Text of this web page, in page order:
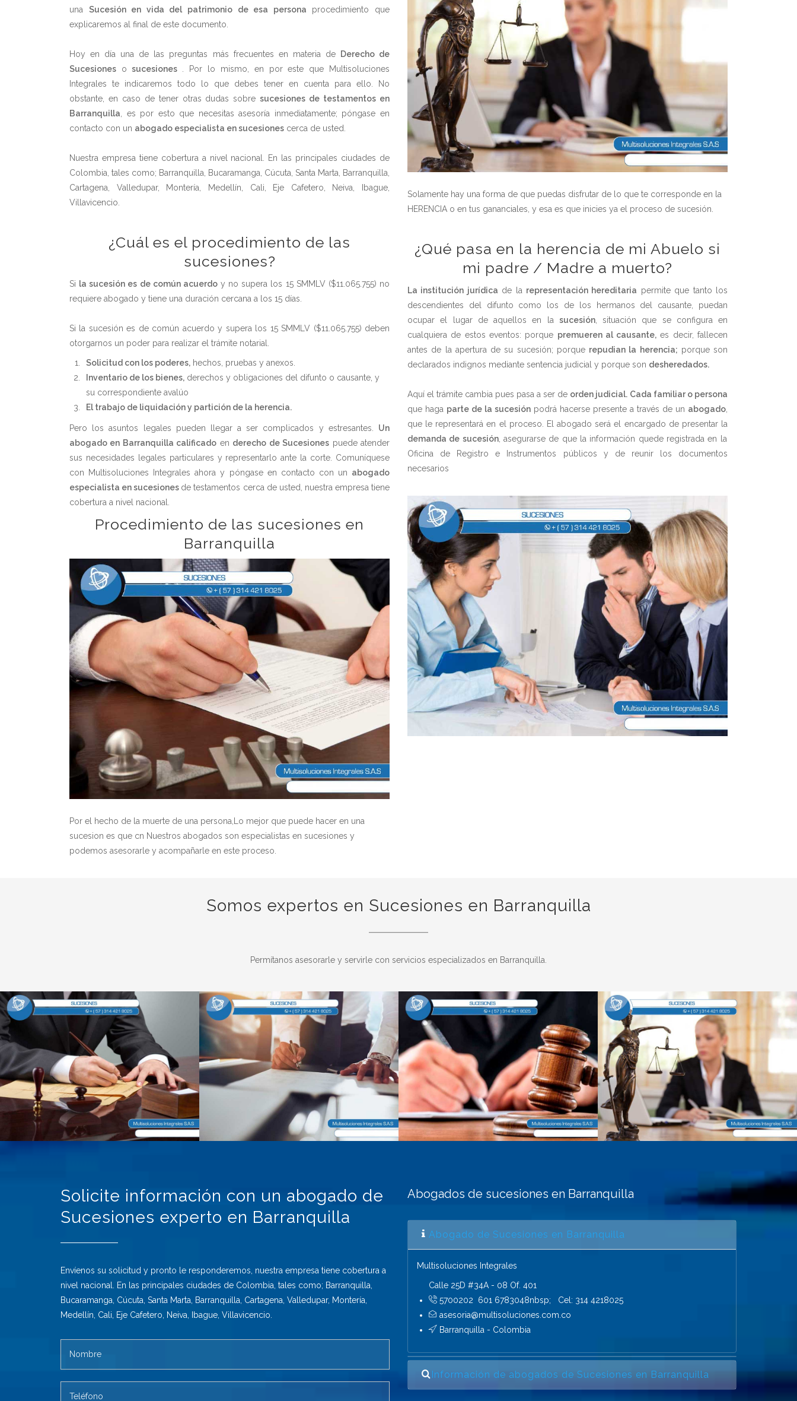
una Sucesión en vida del patrimonio de esa persona procedimiento que
explicaremos al final de este documento.
Hoy en día una de las preguntas más frecuentes en materia de
Derecho de
Sucesiones o sucesiones. Por lo mismo, en por este que Multisoluciones
Integrales te indicaremos todo lo que debes tener en cuenta para ello. No
obstante, en caso de tener otras dudas sobresucesiones de testamentos en
Barranquilla , es por esto que necesitas asesoría inmediatamente; póngase en
contacto con un abogado especialista en sucesiones cerca de usted.
Nuestra empresa tiene cobertura a nivel nacional. En las principales ciudades de
Colombia, tales como; Barranquilla, Bucaramanga, Cúcuta, Santa Marta, Barranquilla,
Cartagena, Valledupar, Montería, Medellín, Cali, Eje Cafetero, Neiva, Ibague,
Villavicencio.
¿Cuál es el procedimiento de las
sucesiones?
Si la sucesión es de común acuerdoy no supera los 15 SMMLV ($11.065.755) no
requiere abogado y tiene una duración cercana a los 15 días.
Si la sucesión es de común acuerdo y supera los 15 SMMLV ($11.065.755) deben
otorgarnos un poder para realizar el trámite notarial.
Solicitud con los poderes, hechos, pruebas y anexos.
Inventario de los bienes, derechos y obligaciones del difunto o causante, y
su correspondiente avalúo
El trabajo de liquidación y partición de la herencia.
Pero los asuntos legales pueden llegar a ser complicados y estresantes. Un
abogado en Barranquilla calificado en derecho de Sucesiones puede atender
sus necesidades legales particulares y representarlo ante la corte. Comuníquese
con Multisoluciones Integrales ahora y póngase en contacto con un abogado
especialista en sucesiones de testamentos cerca de usted, nuestra empresa tiene
cobertura a nivel nacional.
Procedimiento de las sucesiones en
Barranquilla
Por el hecho de la muerte de una persona,Lo mejor que puede hacer en una
sucesion es que cn Nuestros abogados son especialistas en sucesiones y
podemos asesorarle y acompañarle en este proceso.
Solamente hay una forma de que puedas disfrutar de lo que te corresponde en la
HERENCIA o en tus gananciales, y esa es que inicies ya el proceso de sucesión.
¿Qué pasa en la herencia de mi Abuelo si
mi padre / Madre a muerto?
La institución jurídica de la representación hereditaria permite que tanto los
descendientes del difunto como los de los hermanos del causante, puedan
ocupar el lugar de aquellos en la sucesión, situación que se configura en
cualquiera de estos eventos: porque premueren al causante, es decir, fallecen
antes de la apertura de su sucesión; porque repudian la herencia; porque son
declarados indignos mediante sentencia judicial y porque son desheredados.
Aquí el trámite cambia pues pasa a ser de orden judicial. Cada familiar o persona
que haga parte de la sucesión podrá hacerse presente a través de un abogado
que le representará en el proceso. El abogado será el encargado de presentar la
demanda de sucesión, asegurarse de que la información quede registrada en la
Oficina de Registro e Instrumentos públicos y de reunir los documentos
necesarios
Somos expertos en Sucesiones en Barranquilla
Permítanos asesorarle y servirle con servicios especializados en Barranquilla.
Solicite información con un abogado de
Sucesiones experto en Barranquilla
Envíenos su solicitud y pronto le responderemos, nuestra empresa tiene cobertura a
nivel nacional. En las principales ciudades de Colombia, tales como; Barranquilla,
Bucaramanga, Cúcuta, Santa Marta, Barranquilla, Cartagena, Valledupar, Montería,
Medellín, Cali, Eje Cafetero, Neiva, Ibague, Villavicencio.
Abogados de sucesiones en Barranquilla
Abogado de Sucesiones en Barranquilla
Multisoluciones Integrales
Calle 25D #34A - 08 Of. 401
5700202 601 6783048nbsp; Cel: 314 4218025
asesoria@multisoluciones.com.co
Barranquilla - Colombia
Información de abogados de Sucesiones en Barranquilla